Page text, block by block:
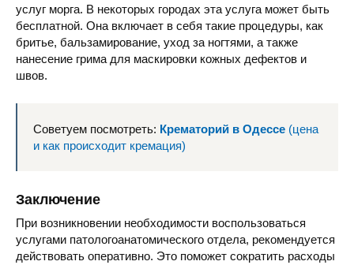
услуг морга. В некоторых городах эта услуга может быть
бесплатной. Она включает в себя такие процедуры, как
бритье, бальзамирование, уход за ногтями, а также
нанесение грима для маскировки кожных дефектов и
швов.
Советуем посмотреть: Крематорий в Одессе (цена
и как происходит кремация)
Заключение
При возникновении необходимости воспользоваться
услугами патологоанатомического отдела, рекомендуется
действовать оперативно. Это поможет сократить расходы